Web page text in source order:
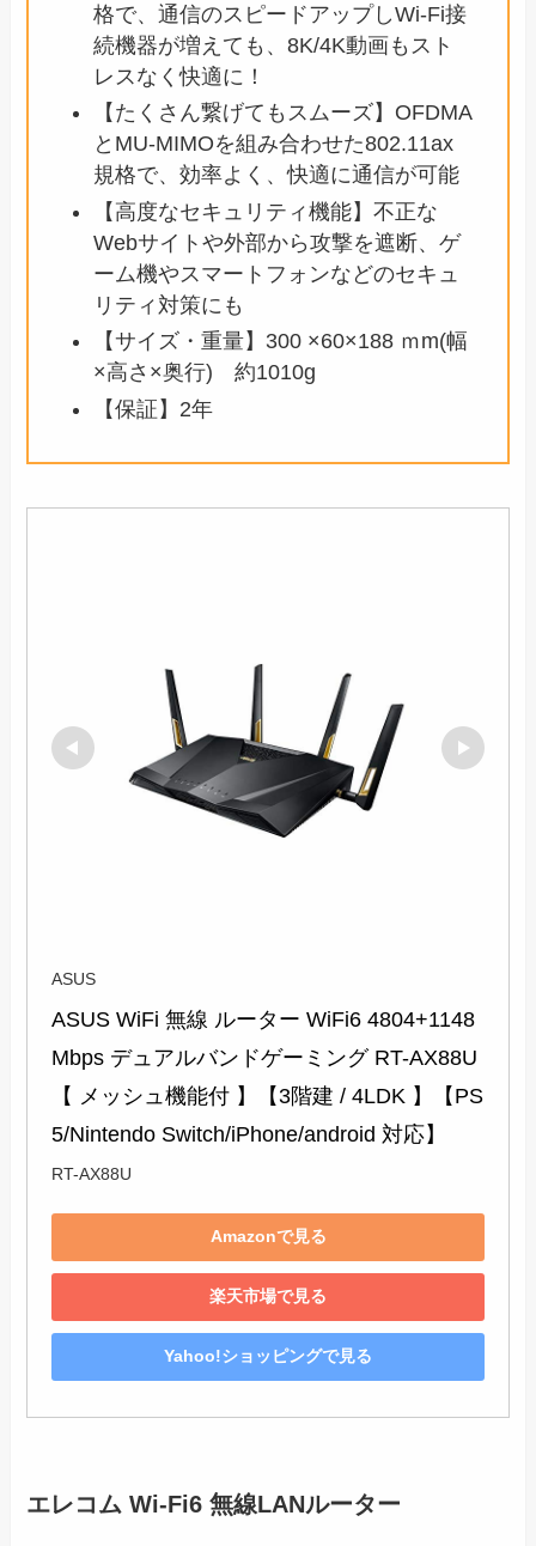
格で、通信のスピードアップしWi-Fi接
続機器が増えても、8K/4K動画もスト
レスなく快適に！
【たくさん繋げてもスムーズ】OFDMA
とMU-MIMOを組み合わせた802.11ax
規格で、効率よく、快適に通信が可能
【高度なセキュリティ機能】不正な
Webサイトや外部から攻撃を遮断、ゲ
ーム機やスマートフォンなどのセキュ
リティ対策にも
【サイズ・重量】300 ×60×188 ｍm(幅
×高さ×奥行) 約1010g
【保証】2年
ASUS
ASUS WiFi 無線 ルーター WiFi6 4804+1148
Mbps デュアルバンドゲーミング RT-AX88U
【 メッシュ機能付 】【3階建 / 4LDK 】【PS
5/Nintendo Switch/iPhone/android 対応】
RT-AX88U
Amazonで見る
楽天市場で見る
Yahoo!ショッピングで見る
エレコム Wi-Fi6 無線LANルーター